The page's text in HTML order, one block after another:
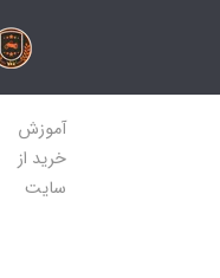
آموزش
خرید از
سایت